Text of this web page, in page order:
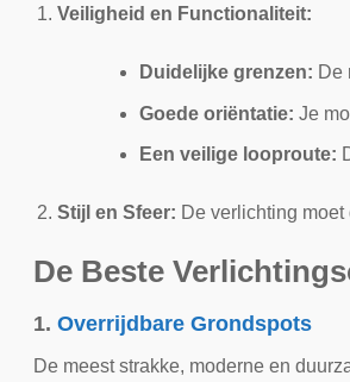
Veiligheid en Functionaliteit:
Duidelijke grenzen: De
Goede oriëntatie: Je
Een veilige looproute:
Stijl en Sfeer: De verlichting
De Beste
1. Overrijdbare Grondspots
De meest strakke, moderne en